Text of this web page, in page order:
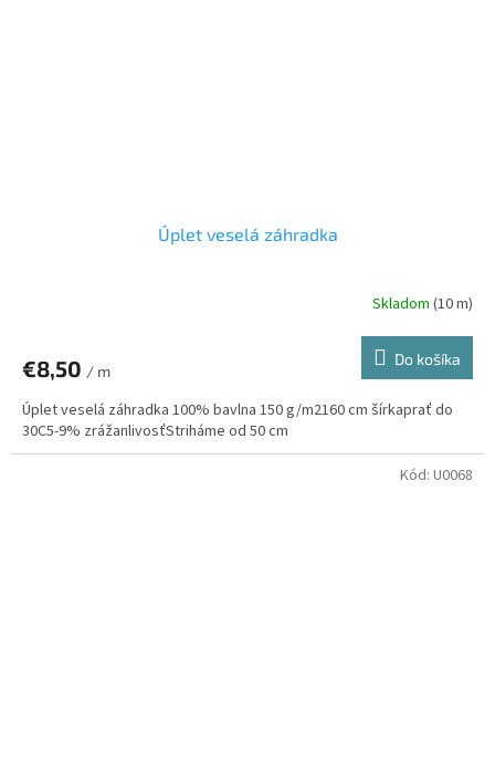
Úplet veselá záhradka
Skladom (10 m)
€8,50 / m
Do košíka
Úplet veselá záhradka 100% bavlna 150 g/m2160 cm šírkaprať do
30C5-9% zrážanlivosťStriháme od 50 cm
Kód: U0068